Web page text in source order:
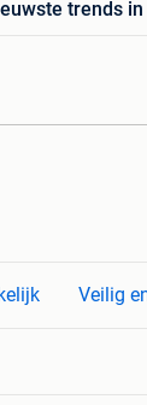
trends
Veilig